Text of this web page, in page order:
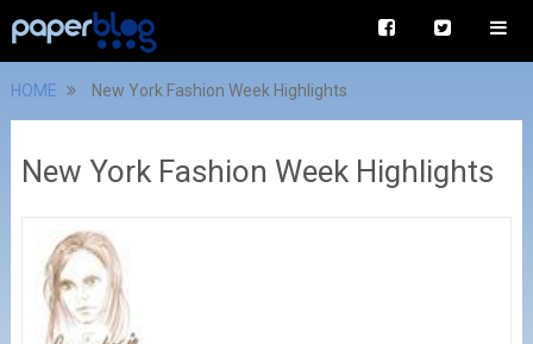
HOME New York Fashion Week Highlights
New York Fashion Week Highlights